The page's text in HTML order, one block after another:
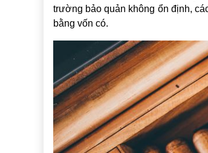
trường bảo quản không ổn định,
bằng vốn có.